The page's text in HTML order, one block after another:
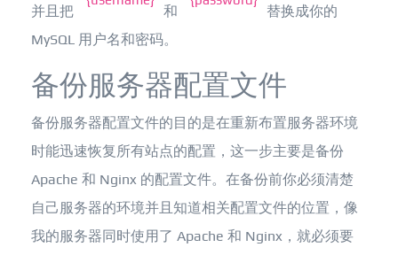
并且把 和
替换成你的
MySQL 用户名和密码。
备份服务器配置文件
备份服务器配置文件的目的是在重新布置服务器环境
时能迅速恢复所有站点的配置，这一步主要是备份
Apache 和 Nginx 的配置文件。在备份前你必须清楚
自己服务器的环境并且知道相关配置文件的位置，像
我的服务器同时使用了 Apache 和 Nginx，就必须要